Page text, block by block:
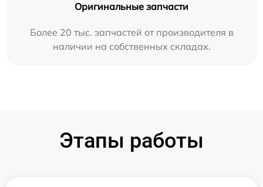
Оригинальные запчасти
Более 20 тыс. запчастей от производителя в
наличии на собственных складах.
Этапы работы